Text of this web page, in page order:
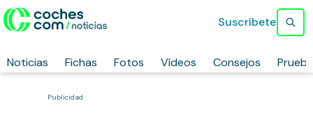
Noticias Fichas Fotos Vídeos Consejos
Suscríbete
Publicidad